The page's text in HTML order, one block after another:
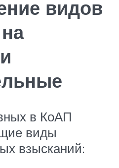
видов
в КоАП
виды
взысканий: